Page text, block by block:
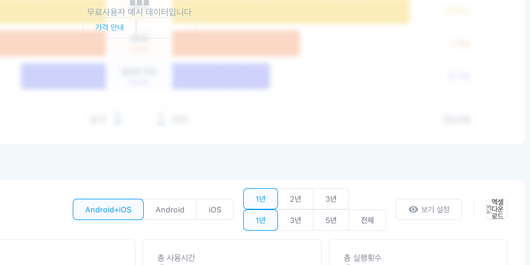
무료사용자 예시 데이터입니다
가격 안내
Android+iOS Android iOS
1년 2년 3년
1년 3년 5년 전체
보기 설정
엑셀
다운
로드
총 사용시간 총 실행횟수